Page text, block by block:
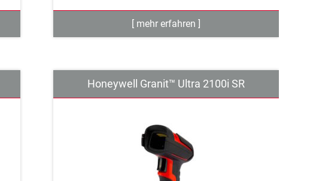
Honeywell Granit™ Ultra 2100i SR